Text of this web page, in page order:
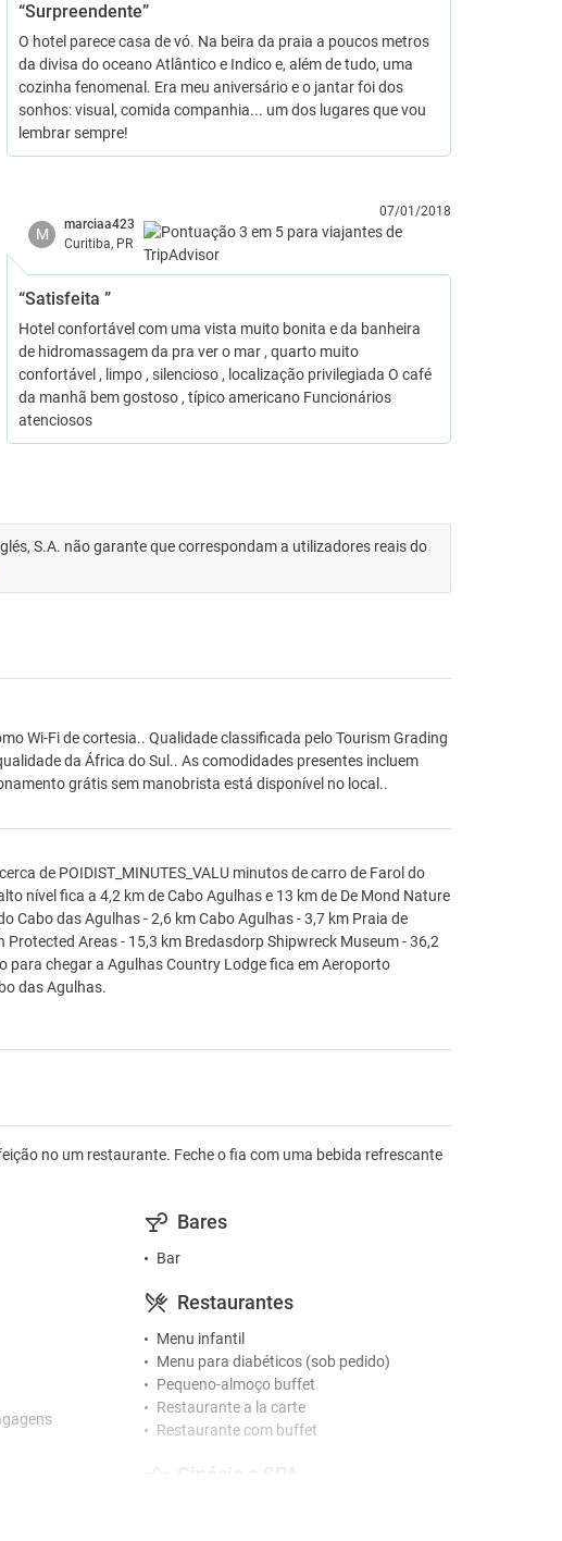
“Surpreendente”
O hotel parece casa de vó. Na beira da praia a poucos metros
da divisa do oceano Atlântico e Indico e, além de tudo, uma
cozinha fenomenal. Era meu aniversário e o jantar foi dos
sonhos: visual, comida companhia... um dos lugares que vou
lembrar sempre!
M
marciaa423
Curitiba, PR
07/01/2018
“Satisfeita ”
Hotel confortável com uma vista muito bonita e da banheira
de hidromassagem da pra ver o mar , quarto muito
confortável , limpo , silencioso , localização privilegiada O café
da manhã bem gostoso , típico americano Funcionários
atenciosos
S.A. não garante que correspondam a utilizadores reais do
Wi-Fi de cortesia.. Qualidade classificada pelo Tourism Grading
da África do Sul.. As comodidades presentes incluem
grátis sem manobrista está disponível no local..
de POIDIST_MINUTES_VALU minutos de carro de Farol do
nível fica a 4,2 km de Cabo Agulhas e 13 km de De Mond Nature
Cabo das Agulhas - 2,6 km Cabo Agulhas - 3,7 km Praia de
Areas - 15,3 km Bredasdorp Shipwreck Museum - 36,2
para chegar a Agulhas Country Lodge fica em Aeroporto
das Agulhas.
no um restaurante. Feche o fia com uma bebida refrescante
Bares
Bar
Restaurantes
Menu infantil
Menu para diabéticos (sob pedido)
Pequeno-almoço buffet
Restaurante a la carte
Restaurante com buffet